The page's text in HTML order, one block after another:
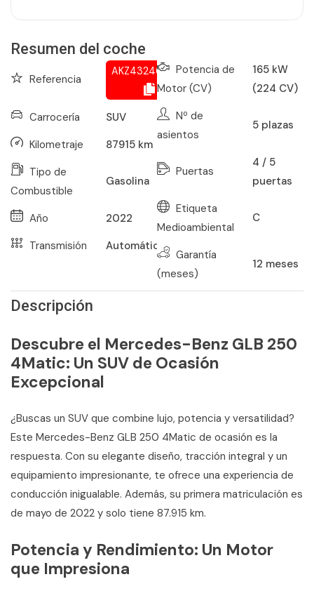
Resumen del coche
Referencia
AKZ432468869
Carrocería
SUV
Kilometraje
87915 km
Tipo de
Combustible
Gasolina
Año
2022
Transmisión
Automático
Potencia de
Motor (CV)
165 kW
(224 CV)
Nº de
asientos
5 plazas
Puertas
4 / 5
puertas
Etiqueta
Medioambiental
C
Garantía
(meses)
12 meses
Descripción
Descubre el Mercedes-Benz GLB 250
4Matic: Un SUV de Ocasión
Excepcional
¿Buscas un SUV que combine lujo, potencia y versatilidad?
Este Mercedes-Benz GLB 250 4Matic de ocasión es la
respuesta. Con su elegante diseño, tracción integral y un
equipamiento impresionante, te ofrece una experiencia de
conducción inigualable. Además, su primera matriculación es
de mayo de 2022 y solo tiene 87.915 km.
Potencia y Rendimiento: Un Motor
que Impresiona